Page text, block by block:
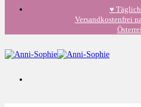
♥️
Versandkostenfrei